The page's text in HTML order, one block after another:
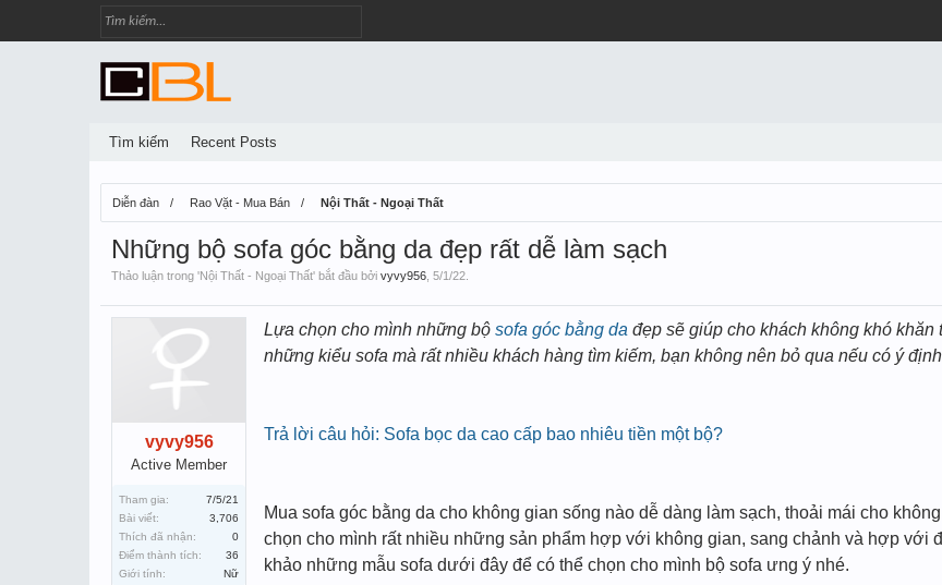
Diễn đàn Rao Vặt - Mua Bán Nội Thất - Ngoại Thất
Những bộ sofa góc bằng da đẹp rất dễ làm sạch
Thảo luận trong 'Nội Thất - Ngoại Thất' bắt đầu bởi vyvy956 5/1/22
vyvy956
Active Member
Tham gia:
7/5/21
Bài viết:
3,706
Thích đã nhận:
0
Điểm thành tích:
36
Giới tính:
Nữ
Lựa chọn cho mình những bộ sofa góc bằng da đẹp sẽ giúp cho khách không khó
những kiểu sofa mà rất nhiều khách hàng tìm kiếm, bạn không nên bỏ qua nếu có ý
Trả lời câu hỏi: Sofa bọc da cao cấp bao nhiêu tiền một bộ?
Mua sofa góc bằng da cho không gian sống nào dễ dàng làm sạch, thoải mái cho
chọn cho mình rất nhiều những sản phẩm hợp với không gian, sang chảnh và hợp với
khảo những mẫu sofa dưới đây để có thể chọn cho mình bộ sofa ưng ý nhé.
Tìm kiếm Recent Posts